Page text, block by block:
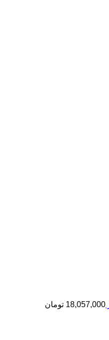
18,057,000 تومان